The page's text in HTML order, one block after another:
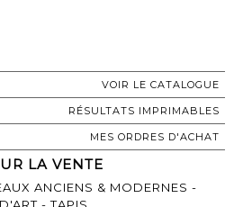
VOIR LE CATALOGUE
RÉSULTATS IMPRIMABLES
MES ORDRES D'ACHAT
LA VENTE
ANCIENS & MODERNES -
- TAPIS